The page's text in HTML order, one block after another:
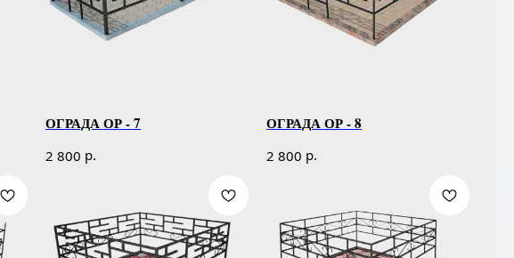
ОГРАДА ОР - 7
2 800 р.
ОГРАДА ОР - 8
2 800 р.